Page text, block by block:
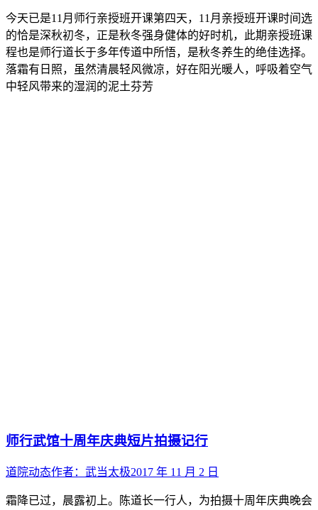
今天已是11月师行亲授班开课第四天，11月亲授班开课时间选
的恰是深秋初冬，正是秋冬强身健体的好时机，此期亲授班课
程也是师行道长于多年传道中所悟，是秋冬养生的绝佳选择。
落霜有日照，虽然清晨轻风微凉，好在阳光暖人，呼吸着空气
中轻风带来的湿润的泥土芬芳
师行武馆十周年庆典短片拍摄记行
道院动态作者： 武当太极2017 年 11 月 2 日
霜降已过，晨露初上。陈道长一行人，为拍摄十周年庆典晚会